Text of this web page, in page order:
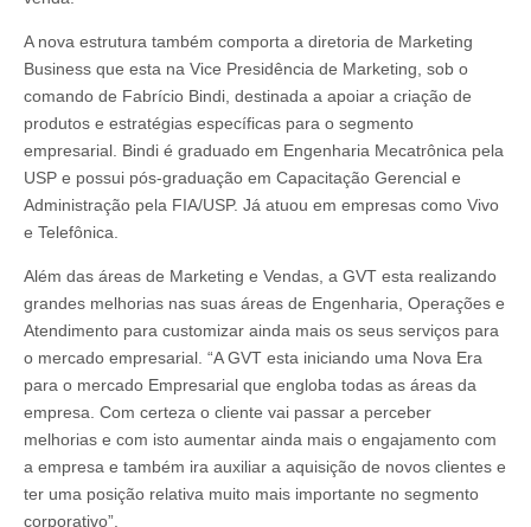
A nova estrutura também comporta a diretoria de Marketing
Business que esta na Vice Presidência de Marketing, sob o
comando de Fabrício Bindi, destinada a apoiar a criação de
produtos e estratégias específicas para o segmento
empresarial. Bindi é graduado em Engenharia Mecatrônica pela
USP e possui pós-graduação em Capacitação Gerencial e
Administração pela FIA/USP. Já atuou em empresas como Vivo
e Telefônica.
Além das áreas de Marketing e Vendas, a GVT esta realizando
grandes melhorias nas suas áreas de Engenharia, Operações e
Atendimento para customizar ainda mais os seus serviços para
o mercado empresarial. “A GVT esta iniciando uma Nova Era
para o mercado Empresarial que engloba todas as áreas da
empresa. Com certeza o cliente vai passar a perceber
melhorias e com isto aumentar ainda mais o engajamento com
a empresa e também ira auxiliar a aquisição de novos clientes e
ter uma posição relativa muito mais importante no segmento
corporativo”.